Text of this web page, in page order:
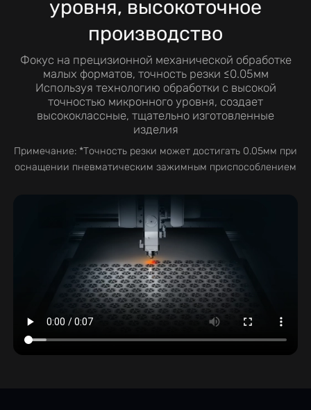
уровня, высокоточное
производство
Фокус на прецизионной механической обработке
малых форматов, точность резки ≤0.05мм
Используя технологию обработки с высокой
точностью микронного уровня, создает
высококлассные, тщательно изготовленные
изделия
Примечание: *Точность резки может достигать 0.05мм при
оснащении пневматическим зажимным приспособлением